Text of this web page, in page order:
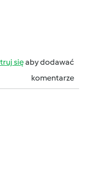
sięaby dodawać
komentarze